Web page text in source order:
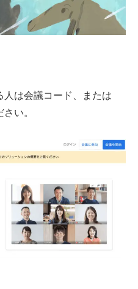
は会議コード、または
い。